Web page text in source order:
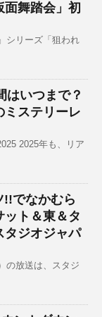
面舞踏会」初
シリーズ「狙われ
はいつまで？
ミステリーレ
2025年も、リア
!!でなかむら
ット＆東＆タ
タジオジャパ
の放送は、スタジ